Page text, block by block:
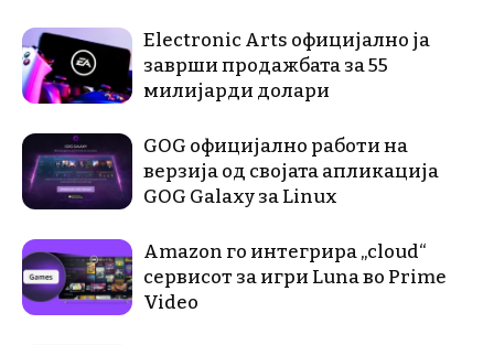
Electronic Arts официјално ја
заврши продажбата за 55
милијарди долари
GOG официјално работи на
верзија од својата апликација
GOG Galaxy за Linux
Amazon го интегрира „cloud“
сервисот за игри Luna во Prime
Video